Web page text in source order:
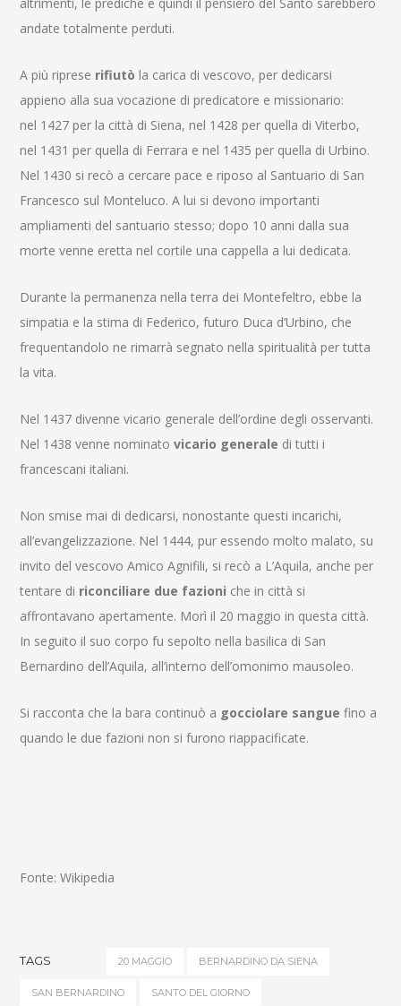
andate totalmente perduti.
A più riprese rifiutò la carica di vescovo, per dedicarsi
appieno alla sua vocazione di predicatore e missionario:
nel 1427 per la città di Siena, nel 1428 per quella di Viterbo,
nel 1431 per quella di Ferrara e nel 1435 per quella di Urbino.
Nel 1430 si recò a cercare pace e riposo al Santuario di San
Francesco sul Monteluco. A lui si devono importanti
ampliamenti del santuario stesso; dopo 10 anni dalla sua
morte venne eretta nel cortile una cappella a lui dedicata.
Durante la permanenza nella terra dei Montefeltro, ebbe la
simpatia e la stima di Federico, futuro Duca d’Urbino, che
frequentandolo ne rimarrà segnato nella spiritualità per tutta
la vita.
Nel 1437 divenne vicario generale dell’ordine degli osservanti.
Nel 1438 venne nominatovicario generale di tutti i
francescani italiani.
Non smise mai di dedicarsi, nonostante questi incarichi,
all’evangelizzazione. Nel 1444, pur essendo molto malato, su
invito del vescovo Amico Agnifili, si recò a L’Aquila, anche per
tentare di riconciliare due fazioni che in città si
affrontavano apertamente. Morì il 20 maggio in questa città.
In seguito il suo corpo fu sepolto nella basilica di San
Bernardino dell’Aquila, all’interno dell’omonimo mausoleo.
Si racconta che la bara continuò a gocciolare sangue fino a
quando le due fazioni non si furono riappacificate.
Fonte: Wikipedia
TAGS 20 MAGGIO BERNARDINO DA SIENA
SAN BERNARDINO SANTO DEL GIORNO